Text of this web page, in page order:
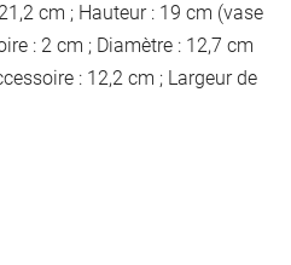
cm ; Hauteur : 19 cm (vase
: 2 cm ; Diamètre : 12,7 cm
: 12,2 cm ; Largeur de